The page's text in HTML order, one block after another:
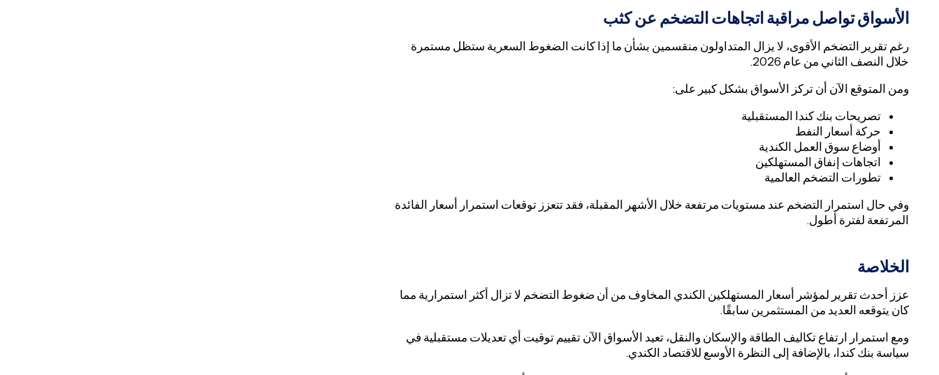
الأسواق تواصل مراقبة اتجاهات التضخم عن كثب
رغم تقرير التضخم الأقوى، لا يزال المتداولون منقسمين بشأن ما إذا كانت الضغوط السعرية ستظل مستمرة
خلال النصف الثاني من عام 2026.
ومن المتوقع الآن أن تركز الأسواق بشكل كبير على:
تصريحات بنك كندا المستقبلية
حركة أسعار النفط
أوضاع سوق العمل الكندية
اتجاهات إنفاق المستهلكين
تطورات التضخم العالمية
وفي حال استمرار التضخم عند مستويات مرتفعة خلال الأشهر المقبلة، فقد تتعزز توقعات استمرار أسعار الفائدة
المرتفعة لفترة أطول.
الخلاصة
عزز أحدث تقرير لمؤشر أسعار المستهلكين الكندي المخاوف من أن ضغوط التضخم لا تزال أكثر استمرارية مما
كان يتوقعه العديد من المستثمرين سابقًا.
ومع استمرار ارتفاع تكاليف الطاقة والإسكان والنقل، تعيد الأسواق الآن تقييم توقيت أي تعديلات مستقبلية في
سياسة بنك كندا، بالإضافة إلى النظرة الأوسع للاقتصاد الكندي.